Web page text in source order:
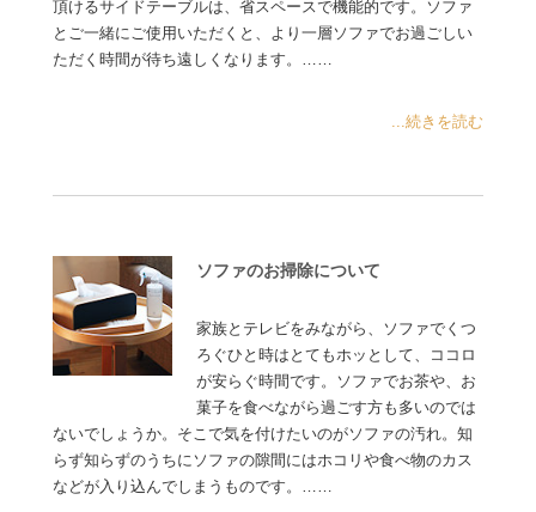
頂けるサイドテーブルは、省スペースで機能的です。ソファ
とご一緒にご使用いただくと、より一層ソファでお過ごしい
ただく時間が待ち遠しくなります。……
...続きを読む
ソファのお掃除について
家族とテレビをみながら、ソファでくつ
ろぐひと時はとてもホッとして、ココロ
が安らぐ時間です。ソファでお茶や、お
菓子を食べながら過ごす方も多いのでは
ないでしょうか。そこで気を付けたいのがソファの汚れ。知
らず知らずのうちにソファの隙間にはホコリや食べ物のカス
などが入り込んでしまうものです。……